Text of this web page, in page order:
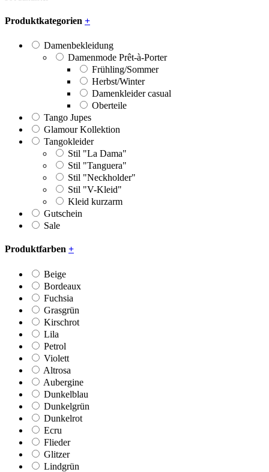
Produktkategorien +
Damenbekleidung
Damenmode Prêt-à-Porter
Frühling/Sommer
Herbst/Winter
Damenkleider casual
Oberteile
Tango Jupes
Glamour Kollektion
Tangokleider
Stil "La Dama"
Stil "Tanguera"
Stil "Neckholder"
Stil "V-Kleid"
Kleid kurzarm
Gutschein
Sale
Produktfarben +
Beige
Bordeaux
Fuchsia
Grasgrün
Kirschrot
Lila
Petrol
Violett
Altrosa
Aubergine
Dunkelblau
Dunkelgrün
Dunkelrot
Ecru
Flieder
Glitzer
Lindgrün